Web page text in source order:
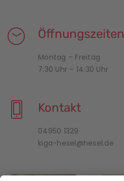
Öffnungszeiten
Montag – Freitag
7:30 Uhr – 14:30 Uhr
Kontakt
04950 1329
kiga-hesel@hesel.de